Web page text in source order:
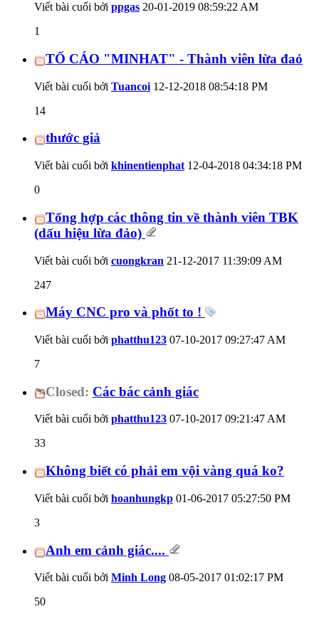
Viết bài cuối bởi ppgas 20-01-2019 08:59:22 AM
1
TỐ CÁO "MINHAT" - Thành viên lừa đaỏ
Viết bài cuối bởi Tuancoi 12-12-2018 08:54:18 PM
14
thước giả
Viết bài cuối bởi khinentienphat 12-04-2018 04:34:18 PM
0
Tổng hợp các thông tin về thành viên TBK
(dấu hiệu lừa đảo)
Viết bài cuối bởi cuongkran 21-12-2017 11:39:09 AM
247
Máy CNC pro và phốt to !
Viết bài cuối bởi phatthu123 07-10-2017 09:27:47 AM
7
Closed: Các bác cảnh giác
Viết bài cuối bởi phatthu123 07-10-2017 09:21:47 AM
33
Không biết có phải em vội vàng quá ko?
Viết bài cuối bởi hoanhungkp 01-06-2017 05:27:50 PM
3
Anh em cảnh giác....
Viết bài cuối bởi Minh Long 08-05-2017 01:02:17 PM
50